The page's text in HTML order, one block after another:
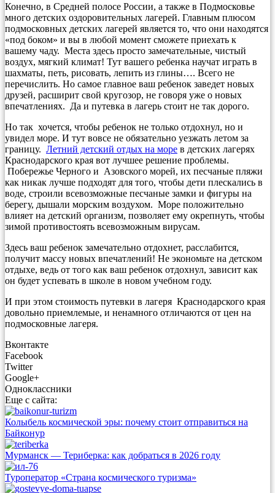
Конечно, в Средней полосе России, а также в Подмосковье
много детских оздоровительных лагерей. Главным плюсом
подмосковных детских лагерей является то, что они находятся
«под боком» и вы в любой момент сможете приехать к
вашему чаду. Места здесь просто замечательные, чистый
воздух, мягкий климат! Тут вашего ребенка научат играть в
шахматы, петь, рисовать, лепить из глины…. Всего не
перечислить. Но самое главное ваш ребенок заведет новых
друзей, расширит свой кругозор, не говоря уже о новых
впечатлениях. Да и путевка в лагерь стоит не так дорого.
Но так хочется, чтобы ребенок не только отдохнул, но и
увидел море. И тут вовсе не обязательно уезжать летом за
границу. Летний детский отдых на море в детских лагерях
Краснодарского края вот лучшее решение проблемы.
Побережье Черного и Азовского морей, их песчаные пляжи
как никак лучше подходят для того, чтобы дети плескались в
воде, строили всевозможные песчаные замки и фигуры на
берегу, дышали морским воздухом. Море положительно
влияет на детский организм, позволяет ему окрепнуть, чтобы
зимой противостоять всевозможным вирусам.
Здесь ваш ребенок замечательно отдохнет, расслабится,
получит массу новых впечатлений! Не экономьте на детском
отдыхе, ведь от того как ваш ребенок отдохнул, зависит как
он будет успевать в школе в новом учебном году.
И при этом стоимость путевки в лагеря Краснодарского края
довольно приемлемые, и ненамного отличаются от цен на
подмосковные лагеря.
Вконтакте
Facebook
Twitter
Google+
Одноклассники
Еще с сайта:
Колыбель космической эры: почему стоит отправиться на
Байконур
Мурманск — Териберка: как добраться в 2026 году
Туроператор «Страна космического туризма»